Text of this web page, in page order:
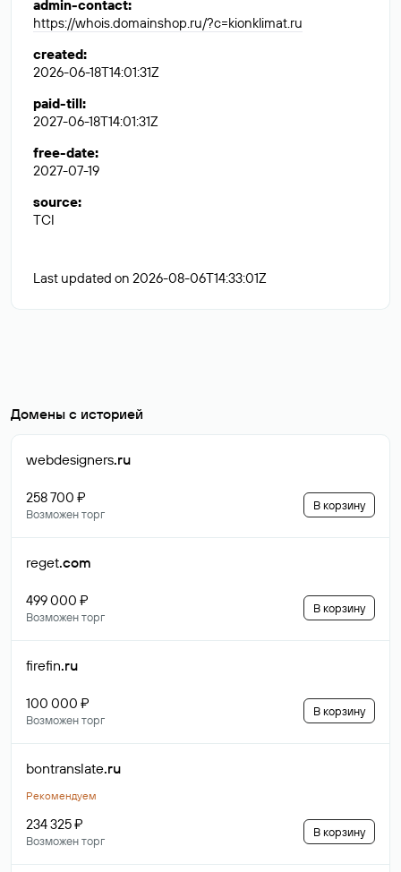
admin-contact:
https://whois.domainshop.ru/?c=kionklimat.ru
created:
2026-06-18T14:01:31Z
paid-till:
2027-06-18T14:01:31Z
free-date:
2027-07-19
source:
TCI
Last updated on 2026-08-06T14:33:01Z
Домены с историей
webdesigners.ru
258 700 ₽
Возможен торг
В корзину
reget.com
499 000 ₽
Возможен торг
В корзину
firefin.ru
100 000 ₽
Возможен торг
В корзину
bontranslate.ru
Рекомендуем
234 325 ₽
Возможен торг
В корзину